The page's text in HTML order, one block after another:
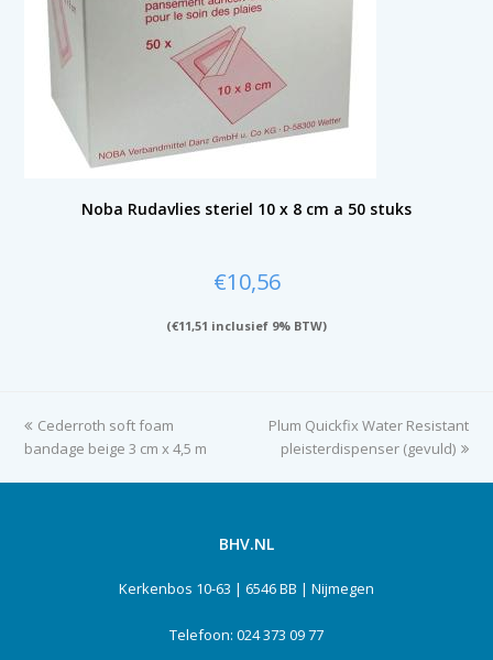
Noba Rudavlies steriel 10 x 8 cm a 50 stuks
€10,56
(€11,51 inclusief 9% BTW)
previous
post:
Cederroth soft foam
bandage beige 3 cm x 4,5 m
next
post:
Plum Quickfix Water Resistant
pleisterdispenser (gevuld)
BHV.NL
Kerkenbos 10-63 | 6546 BB | Nijmegen
Telefoon: 024 373 09 77